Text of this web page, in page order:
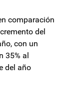
comparación
del
con un
35% al
del año